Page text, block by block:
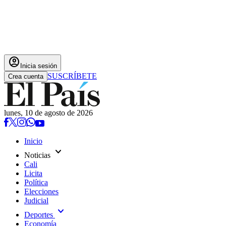
account_circle Inicia sesión
Crea cuenta SUSCRÍBETE
lunes, 10 de agosto de 2026
Inicio
Noticias expand_more
Cali
Licita
Política
Elecciones
Judicial
Deportes expand_more
Economía